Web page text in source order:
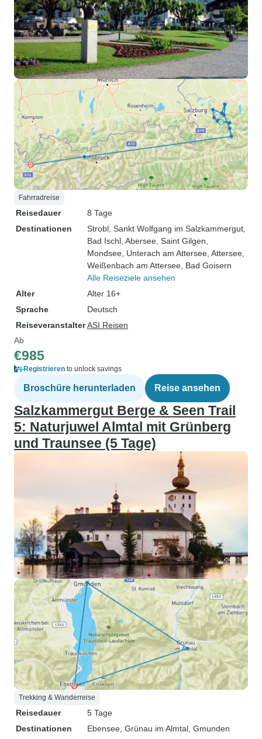
Fahrradreise
Reisedauer
8 Tage
Destinationen
Strobl , Sankt Wolfgang im Salzkammergut
Bad Ischl , Abersee , Saint Gilgen
Mondsee , Unterach am Attersee , Attersee
Weißenbach am Attersee , Bad Goisern
Alle Reiseziele ansehen
Alter
Alter 16+
Sprache
Deutsch
ReiseveranstalterASI Reisen
Ab
€985
Registrieren to unlock savings
Broschüre herunterladen Reise ansehen
Salzkammergut Berge & Seen Trail
5: Naturjuwel Almtal mit Grünberg
und Traunsee (5 Tage)
Trekking & Wanderreise
Reisedauer
5 Tage
Destinationen
Ebensee , Grünau im Almtal , Gmunden